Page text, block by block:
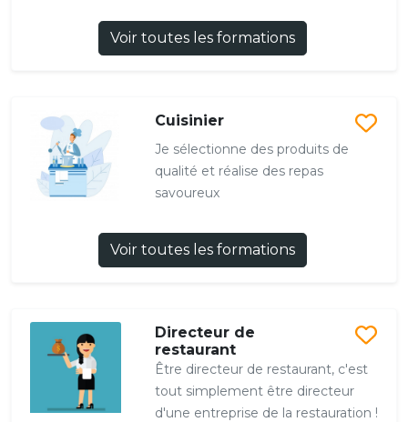
Voir toutes les formations
Cuisinier
Je sélectionne des produits de
qualité et réalise des repas
savoureux
Voir toutes les formations
Directeur de
restaurant
Être directeur de restaurant, c'est
tout simplement être directeur
d'une entreprise de la restauration !